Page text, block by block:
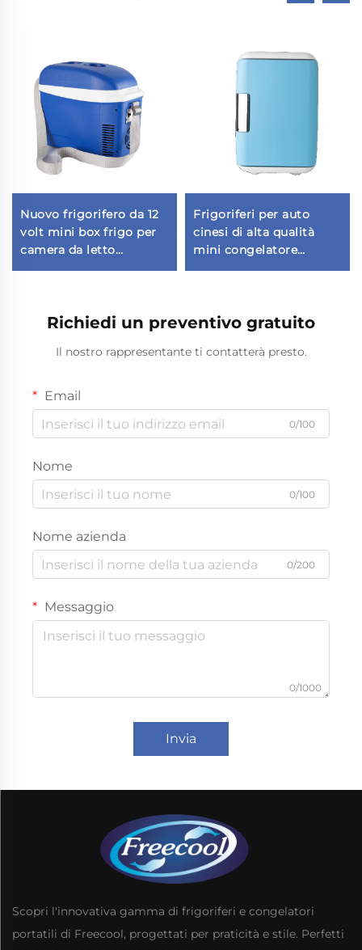
Nuovo frigorifero da 12
volt mini box frigo per
camera da letto
refrigeratore per
Frigoriferi per auto
cinesi di alta qualità
mini congelatore
frigorifero portatile
12v frigorifero per auto
Richiedi un preventivo gratuito
Il nostro rappresentante ti contatterà presto.
Email
0/100
Nome
0/100
Nome azienda
0/200
Messaggio
0/1000
Invia
Scopri l'innovativa gamma di frigoriferi e congelatori
portatili di Freecool, progettati per praticità e stile. Perfetti